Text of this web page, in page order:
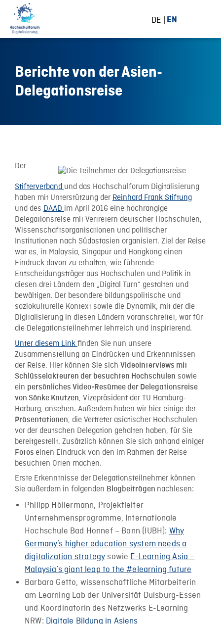
DE EN
Berichte von der Asien-
Delegationsreise
Der
Stifterverbandund das Hochschulforum Digitalisierung
haben mit Unterstützung der Reinhard Frank Stiftung
und des DAADim April 2016 eine hochrangige
Delegationsreise mit Vertretern deutscher Hochschulen,
Wissenschaftsorganisationen und politischer
Institutionen nach Südostasien organisiert. Ziel der Reise
war es, in Malaysia, Singapur und Hongkong einen
Eindruck davon zu erhalten, wie führende
Entscheidungsträger aus Hochschulen und Politik in
diesen drei Ländern den „Digital Turn“ gestalten und
bewältigen. Der besondere bildungspolitische und
soziokulturelle Kontext sowie die Dynamik, mit der die
Digitalisierung in diesen Ländern voranschreitet, war für
die Delegationsteilnehmer lehrreich und inspirierend.
Unter diesem Link finden Sie nun unsere
Zusammenstellung an Eindrücken und Erkenntnissen
der Reise. Hier können Sie sich Videointerviews mit
Schlüsselakteuren der besuchten Hochschulen sowie
ein persönliches Video-Resümee der Delegationsreise
von Sönke Knutzen, Vizepräsident der TU Hamburg-
Harburg, ansehen. Außerdem haben wir hier einige der
Präsentationen, die Vertreter asiatischer Hochschulen
vor der deutschen Delegation gehalten haben, für Sie
bereitgestellt. Zusätzlich können Sie sich anhand einiger
Fotos einen Eindruck von den im Rahmen der Reise
besuchten Orten machen.
Erste Erkenntnisse der Delegationsteilnehmer können
Sie außerdem in folgenden Blogbeiträgen nachlesen:
Philipp Höllermann, Projektleiter
Unternehmensprogramme, Internationale
Hochschule Bad Honnef – Bonn (IUBH): Why
Germany’s higher education system needs a
digitalization strategy sowie E-Learning Asia –
Malaysia’s giant leap to the #elearning future
Barbara Getto, wissenschaftliche Mitarbeiterin
am Learning Lab der Universität Duisburg-Essen
und Koordinatorin des Netzwerks E-Learning
NRW: Digitale Bildung in Asiens